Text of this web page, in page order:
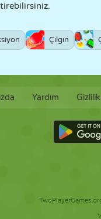
Çılgın
Yardım